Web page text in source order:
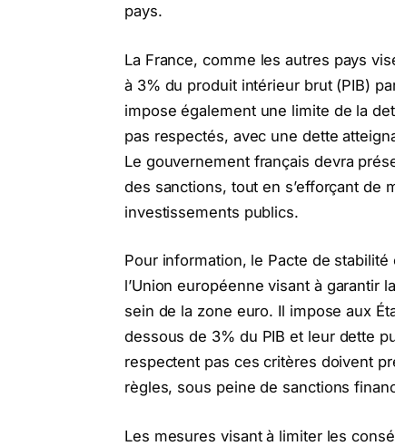
pays.
La France, comme les autres pays
à 3% du produit intérieur brut (PIB)
impose également une limite de la
pas respectés, avec une dette
Le gouvernement français devra
des sanctions, tout en s’efforçant de
investissements publics.
Pour information, le Pacte de
l’Union européenne visant à garantir
sein de la zone euro. Il impose aux
dessous de 3% du PIB et leur dette
respectent pas ces critères doivent
règles, sous peine de sanctions
Les mesures visant à limiter les